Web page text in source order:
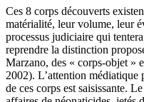
Ces 8 corps découverts
matérialité, leur volume, leur
processus judiciaire qui
reprendre la distinction
Marzano, des « corps-objet »
2002). L’attention médiatique
de ces corps est saisissante.